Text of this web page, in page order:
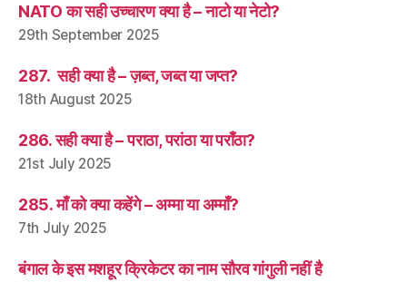
NATO का सही उच्चारण क्या है – नाटो या नेटो?
29th September 2025
287. सही क्या है – ज़ब्त, जब्त या जप्त?
18th August 2025
286. सही क्या है – पराठा, परांठा या पराँठा?
21st July 2025
285. माँ को क्या कहेंगे – अम्मा या अम्माँ?
7th July 2025
बंगाल के इस मशहूर क्रिकेटर का नाम सौरव गांगुली नहीं है